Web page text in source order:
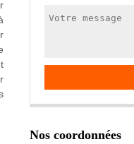
Nos coordonnées